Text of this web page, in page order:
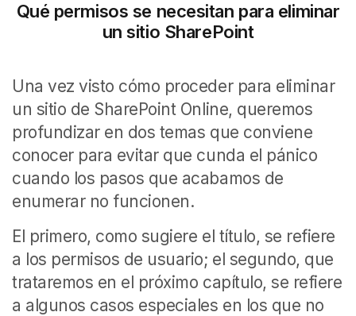
Qué permisos se necesitan para eliminar
un sitio SharePoint
Una vez visto cómo proceder para eliminar
un sitio de SharePoint Online, queremos
profundizar en dos temas que conviene
conocer para evitar que cunda el pánico
cuando los pasos que acabamos de
enumerar no funcionen.
El primero, como sugiere el título, se refiere
a los permisos de usuario; el segundo, que
trataremos en el próximo capítulo, se refiere
a algunos casos especiales en los que no